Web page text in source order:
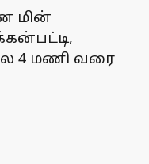
மின்
4 மணி வரை